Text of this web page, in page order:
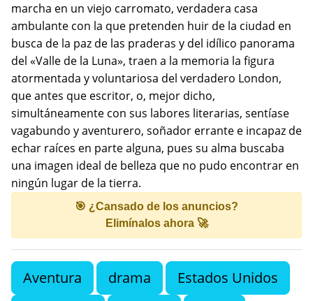
marcha en un viejo carromato, verdadera casa
ambulante con la que pretenden huir de la ciudad en
busca de la paz de las praderas y del idílico panorama
del «Valle de la Luna», traen a la memoria la figura
atormentada y voluntariosa del verdadero London,
que antes que escritor, o, mejor dicho,
simultáneamente con sus labores literarias, sentíase
vagabundo y aventurero, soñador errante e incapaz de
echar raíces en parte alguna, pues su alma buscaba
una imagen ideal de belleza que no pudo encontrar en
ningún lugar de la tierra.
🎯 ¿Cansado de los anuncios?
Elimínalos ahora 🚀
Aventura drama
Estados Unidos